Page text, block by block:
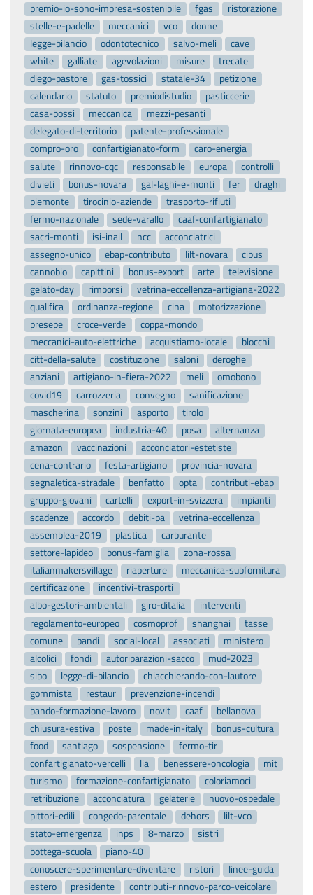
premio-io-sono-impresa-sostenibile
fgas
ristorazione
stelle-e-padelle
meccanici vco
donne
legge-bilancio
odontotecnico salvo-meli
cave
white
galliate agevolazioni misure
trecate
diego-pastore
gas-tossici statale-34
petizione
calendario
statuto premiodistudio
pasticcerie
casa-bossi
meccanica
mezzi-pesanti
delegato-di-territorio
patente-professionale
compro-oro
confartigianato-form
caro-energia
salute
rinnovo-cqc responsabile europa
controlli
divieti
bonus-novara gal-laghi-e-monti fer
draghi
piemonte
tirocinio-aziende
trasporto-rifiuti
fermo-nazionale
sede-varallo
caaf-confartigianato
sacri-monti
isi-inail ncc
acconciatrici
assegno-unico
ebap-contributo lilt-novara
cibus
cannobio
capittini bonus-export arte
televisione
gelato-day
rimborsi
vetrina-eccellenza-artigiana-2022
qualifica
ordinanza-regione cina
motorizzazione
presepe
croce-verde
coppa-mondo
meccanici-auto-elettriche
acquistiamo-locale
blocchi
citt-della-salute
costituzione saloni
deroghe
anziani
artigiano-in-fiera-2022 meli
omobono
covid19
carrozzeria convegno
sanificazione
mascherina
sonzini asporto
tirolo
giornata-europea
industria-40 posa
alternanza
amazon
vaccinazioni
acconciatori-estetiste
cena-contrario
festa-artigiano
provincia-novara
segnaletica-stradale
benfatto opta
contributi-ebap
gruppo-giovani
cartelli export-in-svizzera
impianti
scadenze
accordo debiti-pa
vetrina-eccellenza
assemblea-2019
plastica
carburante
settore-lapideo
bonus-famiglia
zona-rossa
italianmakersvillage
riaperture
meccanica-subfornitura
certificazione
incentivi-trasporti
albo-gestori-ambientali
giro-ditalia
interventi
regolamento-europeo
cosmoprof shanghai
tasse
comune
bandi social-local associati
ministero
alcolici
fondi autoriparazioni-sacco
mud-2023
sibo
legge-di-bilancio
chiacchierando-con-lautore
gommista
restaur
prevenzione-incendi
bando-formazione-lavoro
novit caaf
bellanova
chiusura-estiva
poste made-in-italy
bonus-cultura
food
santiago sospensione
fermo-tir
confartigianato-vercelli
lia benessere-oncologia
mit
turismo
formazione-confartigianato
coloriamoci
retribuzione
acconciatura gelaterie
nuovo-ospedale
pittori-edili
congedo-parentale dehors
lilt-vco
stato-emergenza
inps 8-marzo
sistri
bottega-scuola
piano-40
conoscere-sperimentare-diventare
ristori
linee-guida
estero
presidente
contributi-rinnovo-parco-veicolare